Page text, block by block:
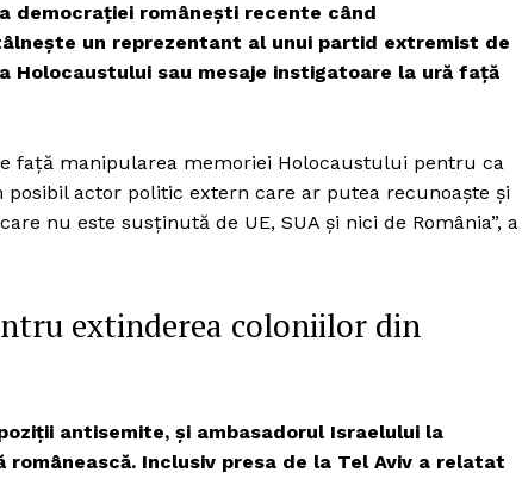
Despre noi / Echipa
Proiecte editoriale
democrației românești recente când
un reprezentant al unui partid extremist de
Holocaustului sau mesaje instigatoare la ură față
față manipularea memoriei Holocaustului pentru ca
actor politic extern care ar putea recunoaște și
nu este susținută de UE, SUA și nici de România”, a
extinderea coloniilor din
antisemite, și ambasadorul Israelului la
românească. Inclusiv presa de la Tel Aviv a relatat